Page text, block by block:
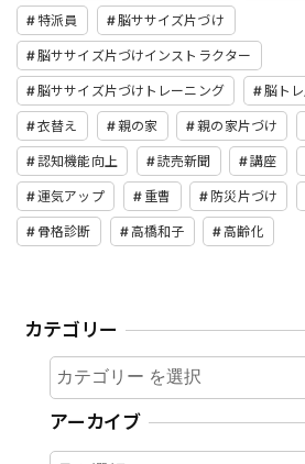
特派員 脳ササイズ片づけ
脳ササイズ片づけインストラクター
脳ササイズ片づけトレーニング 脳ト
衣替え 親の家 親の家片づけ
認知機能向上 読売新聞 講座
運気アップ 重曹 防災片づけ
骨格診断 高橋和子 高齢化
カテゴリー
カテゴリー
アーカイブ
ア